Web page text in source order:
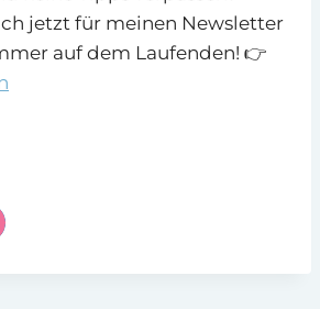
jetzt für meinen Newsletter
auf dem Laufenden! 👉